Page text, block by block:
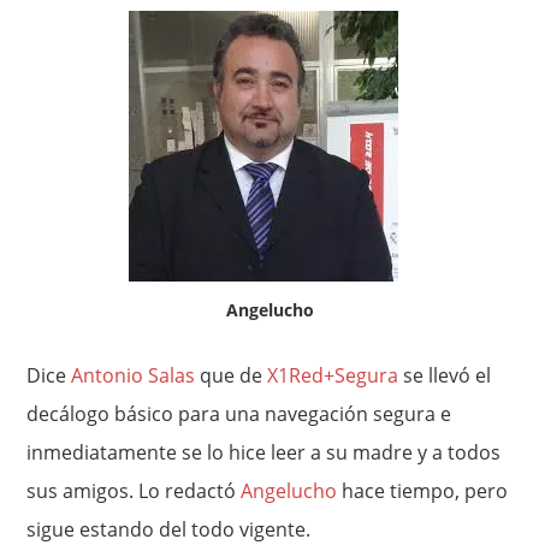
Angelucho
DiceAntonio Salas que deX1Red+Segura se llevó el
decálogo básico para una navegación segura e
inmediatamente se lo hice leer a su madre y a todos
sus amigos. Lo redactóAngelucho hace tiempo, pero
sigue estando del todo vigente.